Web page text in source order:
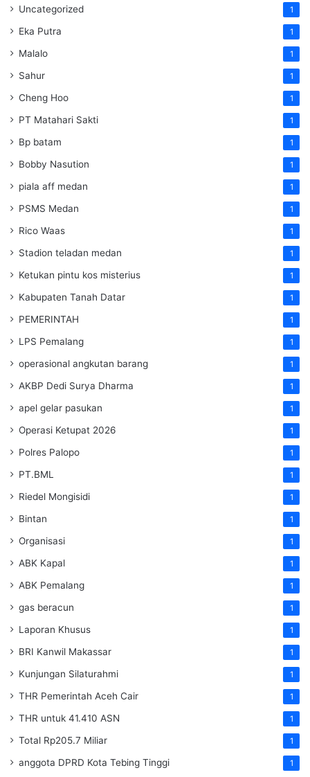
Uncategorized 1
Eka Putra 1
Malalo 1
Sahur 1
Cheng Hoo 1
PT Matahari Sakti 1
Bp batam 1
Bobby Nasution 1
piala aff medan 1
PSMS Medan 1
Rico Waas 1
Stadion teladan medan 1
Ketukan pintu kos misterius 1
Kabupaten Tanah Datar 1
PEMERINTAH 1
LPS Pemalang 1
operasional angkutan barang 1
AKBP Dedi Surya Dharma 1
apel gelar pasukan 1
Operasi Ketupat 2026 1
Polres Palopo 1
PT.BML 1
Riedel Mongisidi 1
Bintan 1
Organisasi 1
ABK Kapal 1
ABK Pemalang 1
gas beracun 1
Laporan Khusus 1
BRI Kanwil Makassar 1
Kunjungan Silaturahmi 1
THR Pemerintah Aceh Cair 1
THR untuk 41.410 ASN 1
Total Rp205.7 Miliar 1
anggota DPRD Kota Tebing Tinggi 1